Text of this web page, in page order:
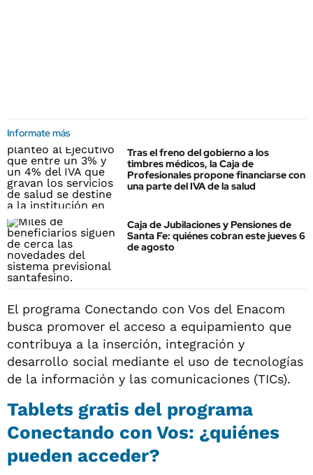
Informate más
Tras el freno del gobierno a los
timbres médicos, la Caja de
Profesionales propone financiarse con
una parte del IVA de la salud
Caja de Jubilaciones y Pensiones de
Santa Fe: quiénes cobran este jueves 6
de agosto
El programa Conectando con Vos del Enacom
busca promover el acceso a equipamiento que
contribuya a la inserción, integración y
desarrollo social mediante el uso de tecnologías
de la información y las comunicaciones (TICs).
Tablets gratis del programa
Conectando con Vos: ¿quiénes
pueden acceder?